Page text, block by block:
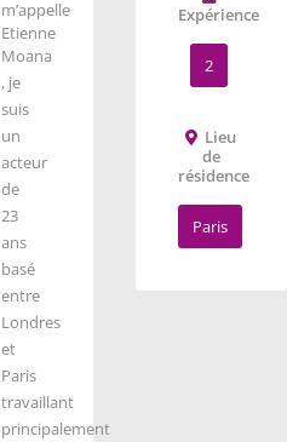
m’appelle
Etienne
Moana
, je
suis
un
acteur
de
23
ans
basé
entre
Londres
et
Paris
travaillant
principalement
Expérience
2
Lieu
de
résidence
Paris